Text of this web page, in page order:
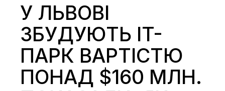
У ЛЬВОВІ
ЗБУДУЮТЬ IT-
ПАРК ВАРТІСТЮ
ПОНАД $160 МЛН.